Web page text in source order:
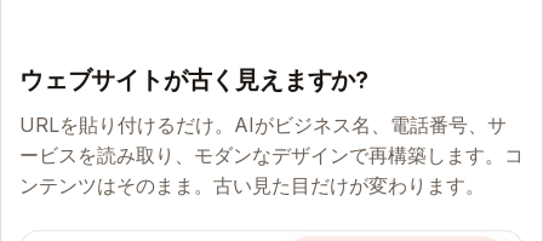
ウェブサイトが古く見えますか?
URLを貼り付けるだけ。AIがビジネス名、電話番号、サ
ービスを読み取り、モダンなデザインで再構築します。コ
ンテンツはそのまま。古い見た目だけが変わります。